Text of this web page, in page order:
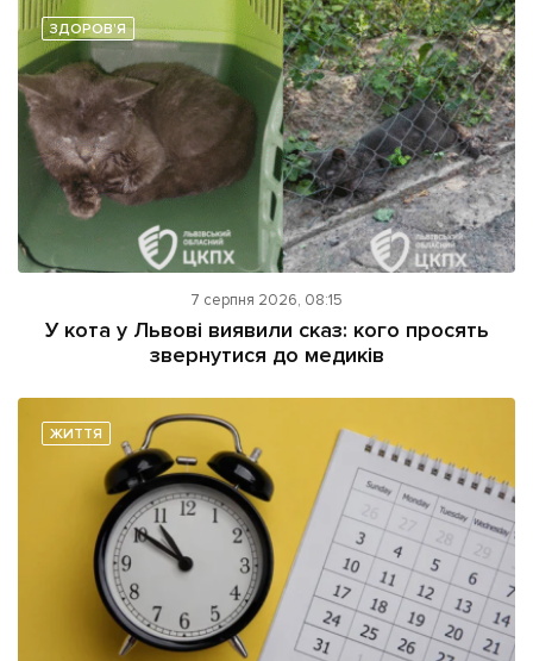
ЗДОРОВ'Я
7 серпня 2026, 08:15
У кота у Львові виявили сказ: кого просять
звернутися до медиків
ЖИТТЯ